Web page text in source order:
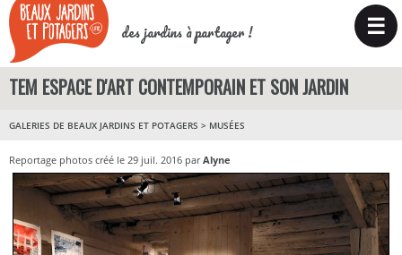
des jardins à partager ! ☰
TEM ESPACE D'ART CONTEMPORAIN ET SON JARDIN
GALERIES DE BEAUX JARDINS ET POTAGERS > MUSÉES
Reportage photos créé le 29 juil. 2016 parAlyne